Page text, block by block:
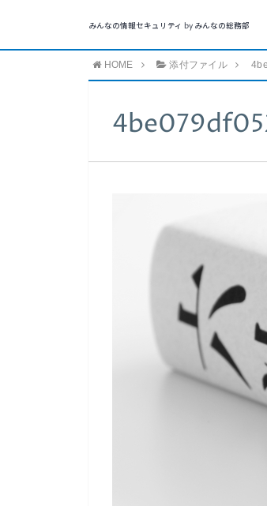
みんなの情報セキュリティ by みんなの総務部
HOME 添付ファイル